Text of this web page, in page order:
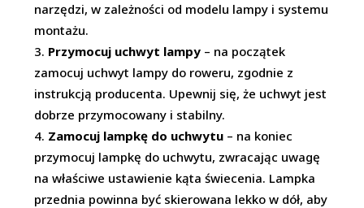
narzędzi, w zależności od modelu lampy i systemu
montażu.
Przymocuj uchwyt lampy – na początek
zamocuj uchwyt lampy do roweru, zgodnie z
instrukcją producenta. Upewnij się, że uchwyt jest
dobrze przymocowany i stabilny.
Zamocuj lampkę do uchwytu – na koniec
przymocuj lampkę do uchwytu, zwracając uwagę
na właściwe ustawienie kąta świecenia. Lampka
przednia powinna być skierowana lekko w dół, aby